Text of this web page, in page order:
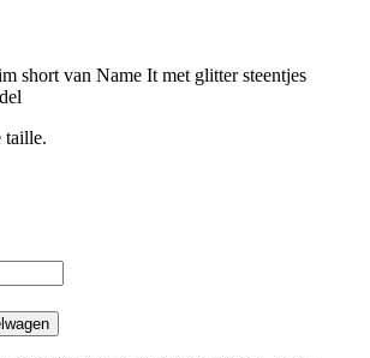
short van Name It met glitter steentjes
taille.